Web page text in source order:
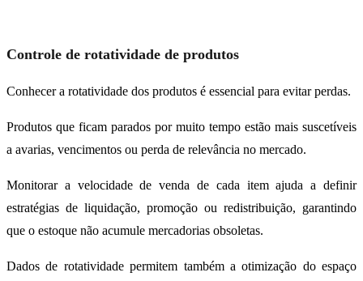
Controle de rotatividade de produtos
Conhecer a rotatividade dos produtos é essencial para evitar perdas.
Produtos que ficam parados por muito tempo estão mais suscetíveis
a avarias, vencimentos ou perda de relevância no mercado.
Monitorar a velocidade de venda de cada item ajuda a definir
estratégias de liquidação, promoção ou redistribuição, garantindo
que o estoque não acumule mercadorias obsoletas.
Dados de rotatividade permitem também a otimização do espaço